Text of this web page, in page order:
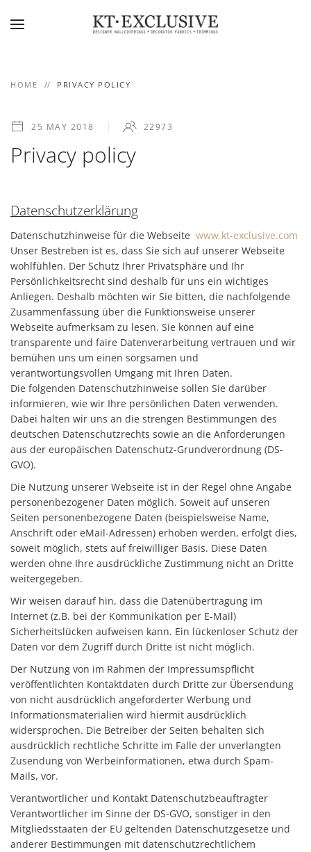
HOME PRIVACY POLICY
25 MAY 2018 22973
Privacy policy
Datenschutzerklärung
Datenschutzhinweise für die Webseite www.kt-exclusive.com
Unser Bestreben ist es, dass Sie sich auf unserer Webseite
wohlfühlen. Der Schutz Ihrer Privatsphäre und Ihr
Persönlichkeitsrecht sind deshalb für uns ein wichtiges
Anliegen. Deshalb möchten wir Sie bitten, die nachfolgende
Zusammenfassung über die Funktionsweise unserer
Webseite aufmerksam zu lesen. Sie können auf eine
transparente und faire Datenverarbeitung vertrauen und wir
bemühen uns um einen sorgsamen und
verantwortungsvollen Umgang mit Ihren Daten.
Die folgenden Datenschutzhinweise sollen Sie darüber
informieren, wie wir Ihre persönlichen Daten verwenden.
Dabei halten wir uns an die strengen Bestimmungen des
deutschen Datenschutzrechts sowie an die Anforderungen
aus der europäischen Datenschutz-Grundverordnung (DS-
GVO).
Die Nutzung unserer Webseite ist in der Regel ohne Angabe
personenbezogener Daten möglich. Soweit auf unseren
Seiten personenbezogene Daten (beispielsweise Name,
Anschrift oder eMail-Adressen) erhoben werden, erfolgt dies,
soweit möglich, stets auf freiwilliger Basis. Diese Daten
werden ohne Ihre ausdrückliche Zustimmung nicht an Dritte
weitergegeben.
Wir weisen darauf hin, dass die Datenübertragung im
Internet (z.B. bei der Kommunikation per E-Mail)
Sicherheitslücken aufweisen kann. Ein lückenloser Schutz der
Daten vor dem Zugriff durch Dritte ist nicht möglich.
Der Nutzung von im Rahmen der Impressumspflicht
veröffentlichten Kontaktdaten durch Dritte zur Übersendung
von nicht ausdrücklich angeforderter Werbung und
Informationsmaterialien wird hiermit ausdrücklich
widersprochen. Die Betreiber der Seiten behalten sich
ausdrücklich rechtliche Schritte im Falle der unverlangten
Zusendung von Werbeinformationen, etwa durch Spam-
Mails, vor.
Verantwortlicher und Kontakt Datenschutzbeauftragter
Verantwortlicher im Sinne der DS-GVO, sonstiger in den
Mitgliedsstaaten der EU geltenden Datenschutzgesetze und
anderer Bestimmungen mit datenschutzrechtlichem